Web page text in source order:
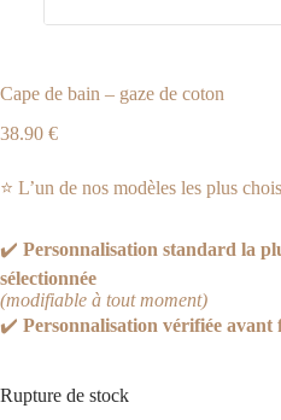
Cape de bain – gaze de coton
38.90 €
⭐ L’un de nos modèles les plus
✔️ Personnalisation standard la
sélectionnée
(modifiable à tout moment)
✔️ Personnalisation vérifiée avant
Rupture de stock